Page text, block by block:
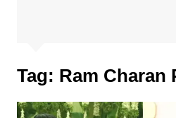
Tag: Ram Charan